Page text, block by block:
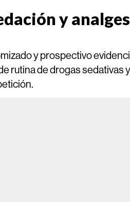
y
y prospectivo
rutina de drogas sedativas